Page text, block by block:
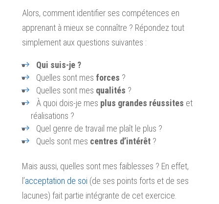
Alors, comment identifier ses compétences en
apprenant à mieux se connaître ? Répondez tout
simplement aux questions suivantes :
Qui suis-je ?
Quelles sont mes forces ?
Quelles sont mes qualités ?
À quoi dois-je mes plus grandes réussites et
réalisations ?
Quel genre de travail me plaît le plus ?
Quels sont mes centres d’intérêt ?
Mais aussi, quelles sont mes faiblesses ? En effet,
l’acceptation de soi (de ses points forts et de ses
lacunes) fait partie intégrante de cet exercice.